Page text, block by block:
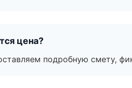
цена?
подробную смету,